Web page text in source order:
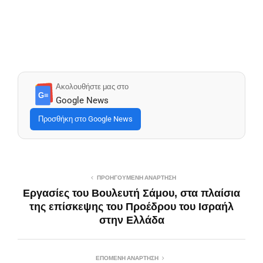
G≡
Ακολουθήστε μας στο
Google News
Προσθήκη στο Google News
ΠΡΟΗΓΟΎΜΕΝΗ ΑΝΆΡΤΗΣΗ
Εργασίες του Βουλευτή Σάμου, στα πλαίσια
της επίσκεψης του Προέδρου του Ισραήλ
στην Ελλάδα
ΕΠΌΜΕΝΗ ΑΝΆΡΤΗΣΗ